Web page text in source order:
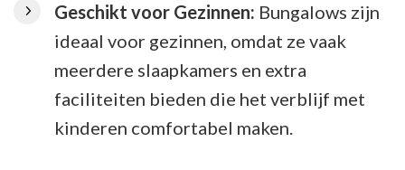
Geschikt voor Gezinnen: Bungalows zijn
ideaal voor gezinnen, omdat ze vaak
meerdere slaapkamers en extra
faciliteiten bieden die het verblijf met
kinderen comfortabel maken.